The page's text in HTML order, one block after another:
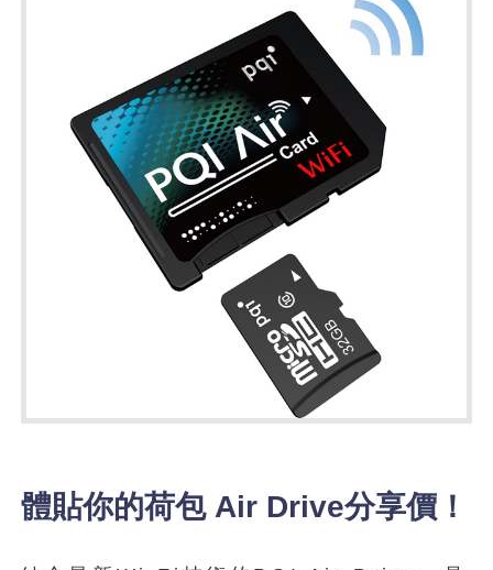
體貼你的荷包 Air Drive分享價！